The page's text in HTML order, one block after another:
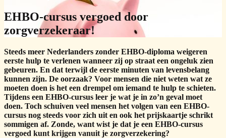
EHBO-cursus vergoed door
zorgverzekeraar!
Steeds meer Nederlanders zonder EHBO-diploma weigeren
eerste hulp te verlenen wanneer zij op straat een ongeluk zien
gebeuren. En dat terwijl de eerste minuten van levensbelang
kunnen zijn. De oorzaak? Voor mensen die niet weten wat ze
moeten doen is het een drempel om iemand te hulp te schieten.
Tijdens een EHBO-cursus leer je wat je in zo’n geval moet
doen. Toch schuiven veel mensen het volgen van een EHBO-
cursus nog steeds voor zich uit en ook het prijskaartje schrikt
sommigen af. Zonde, want wist je dat je een EHBO-cursus
vergoed kunt krijgen vanuit je zorgverzekering?